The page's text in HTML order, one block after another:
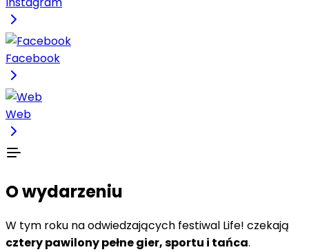
Facebook
Web
O wydarzeniu
W tym roku na odwiedzających festiwal Life! czekają
cztery pawilony pełne gier, sportu i tańca.